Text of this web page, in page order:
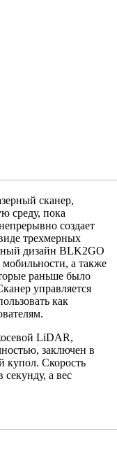
сканер,
среду, пока
создает
трехмерных
дизайн BLK2GO
а также
раньше было
управляется
как
LiDAR,
заключен в
Скорость
секунду, а вес